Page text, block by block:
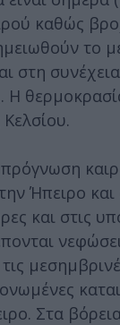
καθώς
το
στη
Η
Ήπειρο και
και στις
Στα